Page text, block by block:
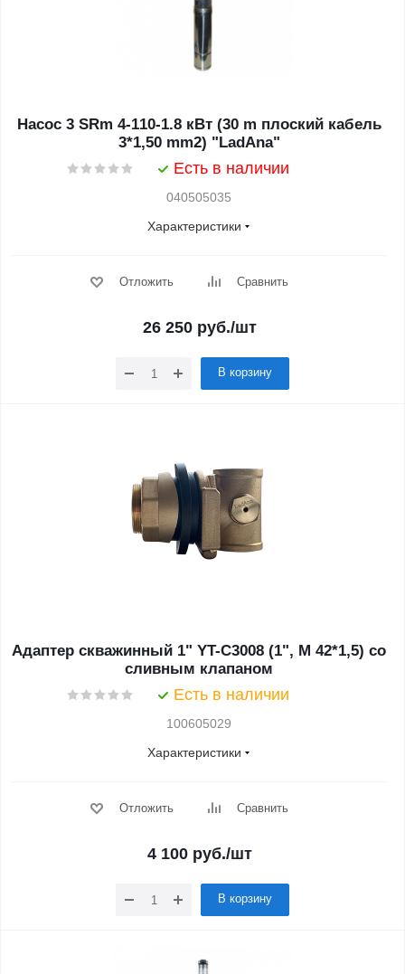
Насос 3 SRm 4-110-1.8 кВт (30 m плоский кабель
3*1,50 mm2) "LadAna"
Есть в наличии
040505035
Характеристики
Отложить Сравнить
26 250руб./шт
В корзину
Адаптер скважинный 1" YT-C3008 (1", М 42*1,5) со
сливным клапаном
Есть в наличии
100605029
Характеристики
Отложить Сравнить
4 100руб./шт
В корзину